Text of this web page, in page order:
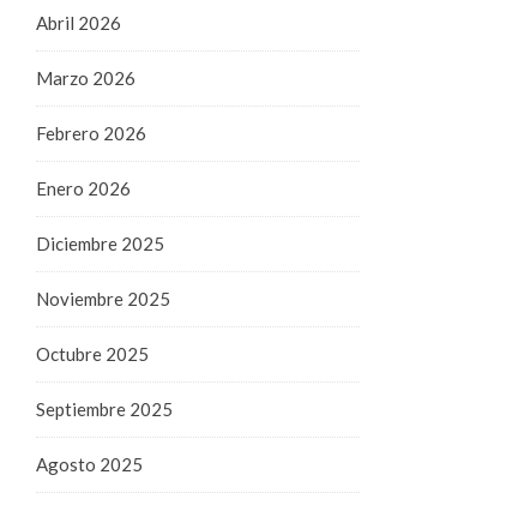
Abril 2026
Marzo 2026
Febrero 2026
Enero 2026
Diciembre 2025
Noviembre 2025
Octubre 2025
Septiembre 2025
Agosto 2025